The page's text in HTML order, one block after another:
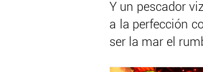
Y un pescador
a la perfección
ser la mar el